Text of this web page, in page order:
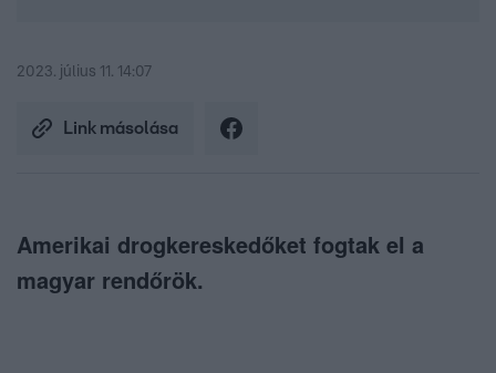
2023. július 11. 14:07
Link másolása
Amerikai drogkereskedőket fogtak el a
magyar rendőrök.